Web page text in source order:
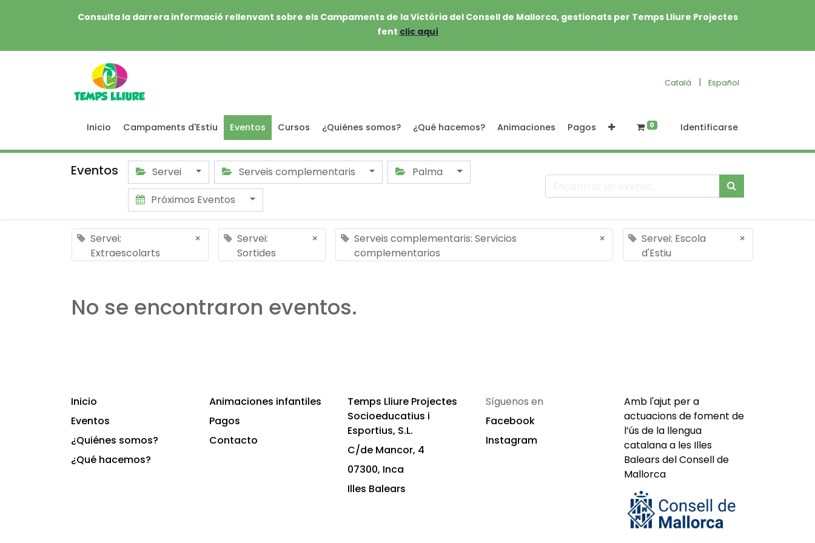
Consulta la darrera informació rellenvant sobre els Campaments de la Victòria del Consell de Mallorca, gestionats per Temps Lliure Projectes
fent clic aquí
Català | Español
Inicio Campaments d'Estiu Eventos Cursos ¿Quiénes somos? ¿Qué hacemos? Animaciones Pagos 0 Identificarse
Eventos Servei Serveis complementaris
Palma
Próximos Eventos
Servei:
Extraescolarts
×
Servei:
Sortides
×
Serveis complementaris: Servicios
complementarios
×
Servei: Escola
d'Estiu
×
No se encontraron eventos.
Inicio
Eventos
¿Quiénes somos?
¿Qué hacemos?
Animaciones infantiles
Pagos
Contacto
Temps Lliure Projectes
Socioeducatius i
Esportius, S.L.
C/de Mancor, 4
07300, Inca
Illes Balears
Síguenos en
Facebook
Instagram
Amb l'ajut per a
actuacions de foment de
l’ús de la llengua
catalana a les Illes
Balears del Consell de
Mallorca